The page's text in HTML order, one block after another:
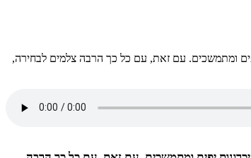
ומתמשכים. עם זאת, עם כל כך הרבה צלמים לבחירה,